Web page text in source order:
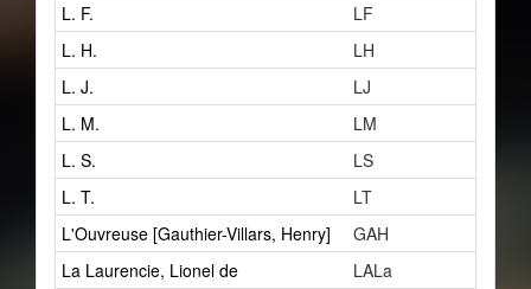
L. F.
LF
L. H.
LH
L. J.
LJ
L. M.
LM
L. S.
LS
L. T.
LT
L'Ouvreuse [Gauthier-Villars, Henry]
GAH
La Laurencie, Lionel de
LALa